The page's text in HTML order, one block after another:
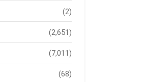
(2)
(2,651)
(7,011)
(68)